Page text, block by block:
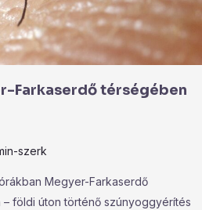
Farkaserdő térségében
szerk
Megyer-Farkaserdő
földi úton történő szúnyoggyérítés